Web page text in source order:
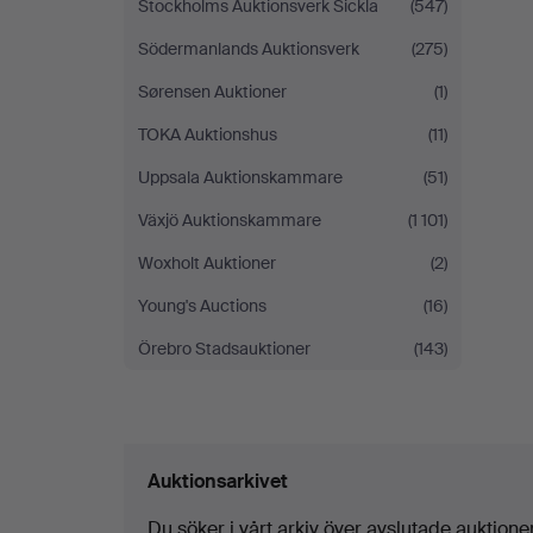
Stockholms Auktionsverk Sickla
(547)
Södermanlands Auktionsverk
(275)
Sørensen Auktioner
(1)
TOKA Auktionshus
(11)
Uppsala Auktionskammare
(51)
Växjö Auktionskammare
(1 101)
Woxholt Auktioner
(2)
Young's Auctions
(16)
Örebro Stadsauktioner
(143)
Auktionsarkivet